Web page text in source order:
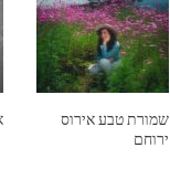
שמורת טבע אירוס
ירוחם